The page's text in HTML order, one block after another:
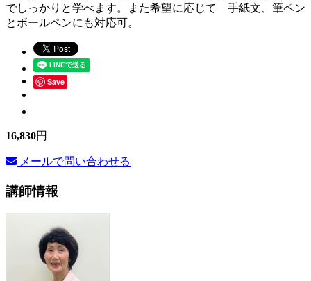
でしっかりと学べます。また希望に応じて 手紙文、筆ペン
とボールペンにも対応可。
Save
16,830円
メールで問い合わせる
講師情報